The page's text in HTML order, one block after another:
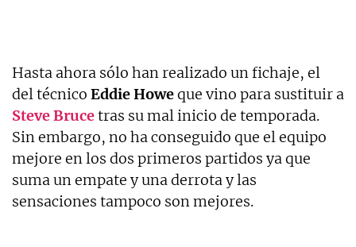
Hasta ahora sólo han realizado un fichaje, el
del técnico Eddie Howeque vino para sustituir a
Steve Brucetras su mal inicio de temporada.
Sin embargo, no ha conseguido que el equipo
mejore en los dos primeros partidos ya que
suma un empate y una derrota y las
sensaciones tampoco son mejores.